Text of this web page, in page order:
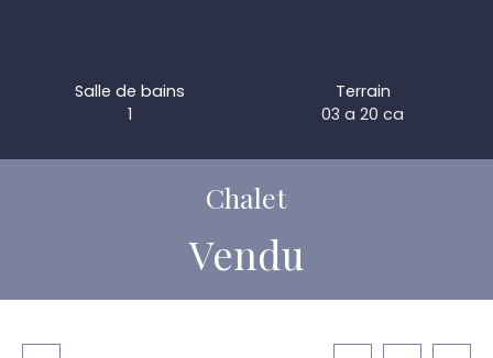
Salle de bains
1
Terrain
03 a 20 ca
Chalet
Vendu